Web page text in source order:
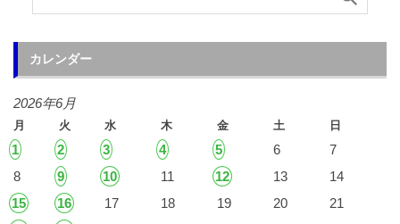
カレンダー
2026年6月
月 火 水 木 金 土 日
1 2 3 4 5 6
7
8
9 10 11 12 13
14
15
16 17 18 19 20
21